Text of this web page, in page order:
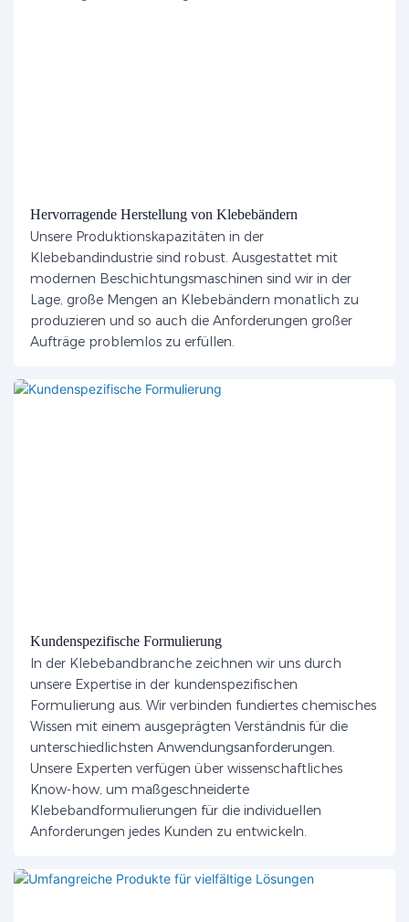
Hervorragende Herstellung von Klebebändern
Unsere Produktionskapazitäten in der
Klebebandindustrie sind robust. Ausgestattet mit
modernen Beschichtungsmaschinen sind wir in der
Lage, große Mengen an Klebebändern monatlich zu
produzieren und so auch die Anforderungen großer
Aufträge problemlos zu erfüllen.
Kundenspezifische Formulierung
In der Klebebandbranche zeichnen wir uns durch
unsere Expertise in der kundenspezifischen
Formulierung aus. Wir verbinden fundiertes chemisches
Wissen mit einem ausgeprägten Verständnis für die
unterschiedlichsten Anwendungsanforderungen.
Unsere Experten verfügen über wissenschaftliches
Know-how, um maßgeschneiderte
Klebebandformulierungen für die individuellen
Anforderungen jedes Kunden zu entwickeln.